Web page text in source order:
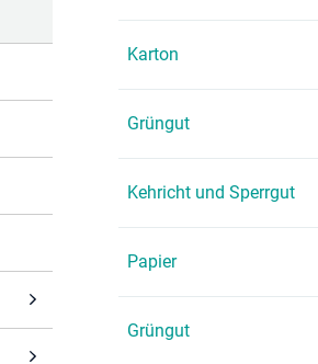
Karton
Grüngut
Kehricht und Sperrgut
Papier
Grüngut